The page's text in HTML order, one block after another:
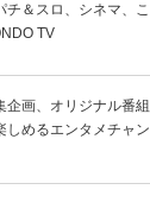
チ＆スロ、シネマ、こ
TV
企画、オリジナル番組
しめるエンタメチャン